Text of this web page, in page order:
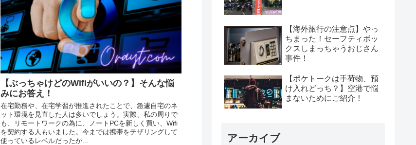
【ぶっちゃけどのWifiがいいの？】そんな悩
みにお答え！
在宅勤務や、在宅学習が推進されたことで、急遽自宅のネ
ット環境を見直した人は多いでしょう。実際、私の周りで
も、リモートワークの為に、ノートPCを新しく買い、Wifi
を契約する人もいました。今までは携帯をテザリングして
使っているレベルだったが...
【海外旅行の注意点】やっ
ちまった！セーフティボッ
クスしまっちゃうおじさん
事件！
【ポケトークは手荷物、預
け入れどっち？】空港で悩
まないためにご紹介！
アーカイブ